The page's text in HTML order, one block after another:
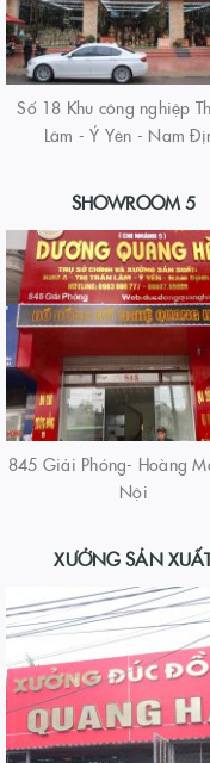
Số 18 Khu công nghiệp
Lâm - Ý Yên - Nam
SHOWROOM 5
845 Giải Phóng- Hoàng
Nội
XƯỞNG SẢN